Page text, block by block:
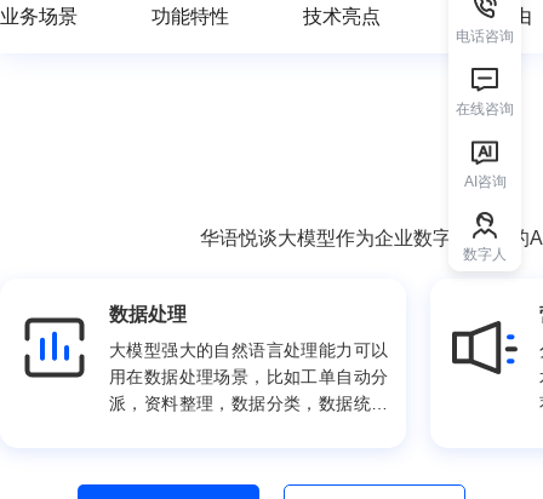
业务场景 功能特性 技术亮点 选择理由
华语悦谈大模型作为企业数字化转型的
数据处理
大模型强大的自然语言处理能力可以
用在数据处理场景，比如工单自动分
派，资料整理，数据分类，数据统计
电话咨询
在线咨询
AI咨询
数字人